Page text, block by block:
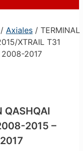
/ Axiales / TERMINAL
XTRAIL T31
2008-2017
QASHQAI
2015 –